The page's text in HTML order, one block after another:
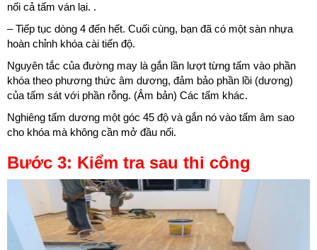
nối cả tấm ván lại. .
– Tiếp tục dòng 4 đến hết. Cuối cùng, bạn đã có một sàn nhựa
hoàn chỉnh khóa cài tiến độ.
Nguyên tắc của đường may là gắn lần lượt từng tấm vào phần
khóa theo phương thức âm dương, đảm bảo phần lồi (dương)
của tấm sát với phần rỗng. (Âm bản) Các tấm khác.
Nghiêng tấm dương một góc 45 độ và gắn nó vào tấm âm sao
cho khóa mà không cần mở đầu nối.
Bước 3: Kiểm tra sau thi công